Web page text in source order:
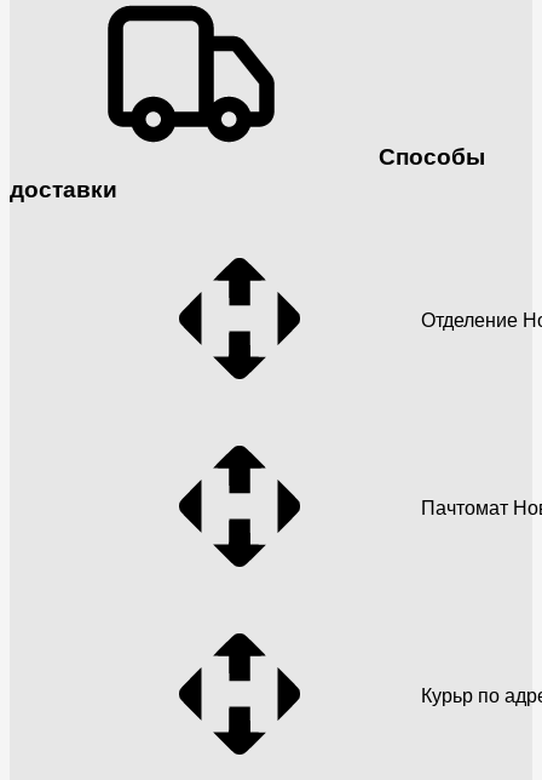
Способы
доставки
Отделение
Пачтомат
Курьр по